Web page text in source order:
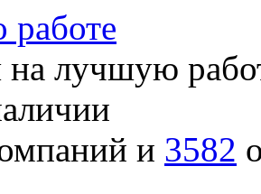
на лучшую
и 3582